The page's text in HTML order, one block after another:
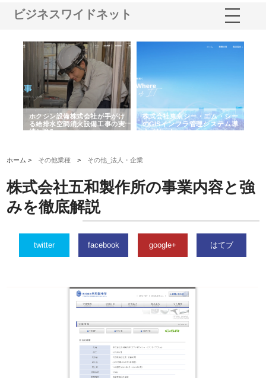
ビジネスワイドネット
ホクシン設備株式会社が手がけ
る給排水空調消火設備工事の実
績と強み
株式会社東京シー・エム・シー
のGISインフラ管理システム導
入メリット
ホーム > その他業種 > その他_法人・企業
株式会社五和製作所の事業内容と強
みを徹底解説
twitter facebook google+ はてブ